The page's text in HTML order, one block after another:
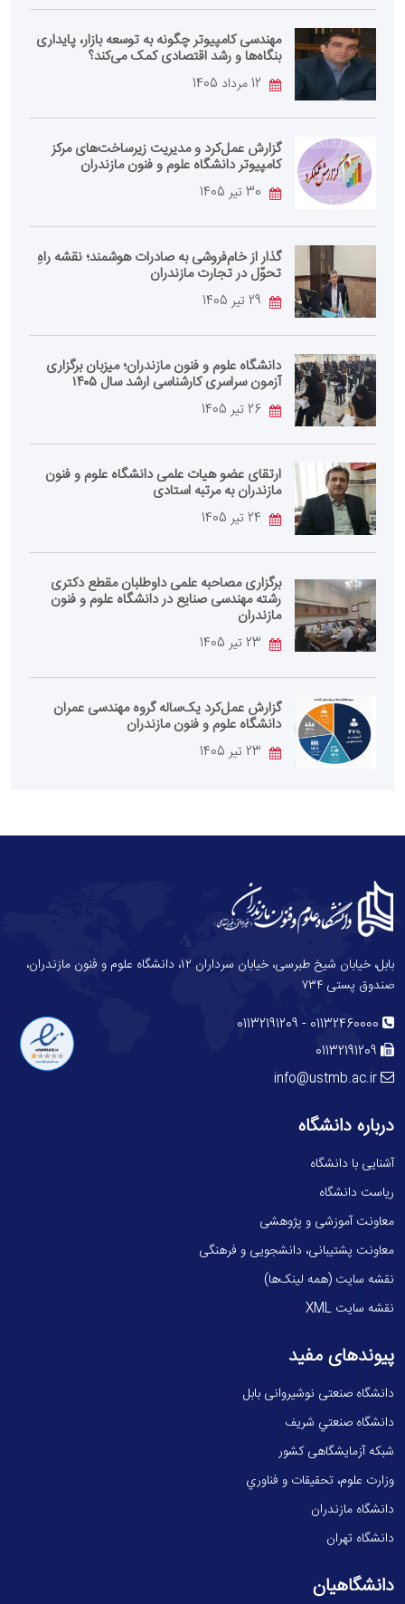
مهندسی کامپیوتر چگونه به توسعه بازار، پایداری
بنگاه‌ها و رشد اقتصادی کمک می‌کند؟
گزارش عمل‌کرد و مدیریت زیرساخت‌های مرکز
کامپیوتر دانشگاه علوم و فنون مازندران
گذار از خام‌فروشی به صادرات هوشمند؛ نقشه راهِ
تحوّل در تجارت مازندران
دانشگاه علوم و فنون مازندران؛ میزبان برگزاری
آزمون سراسری کارشناسی‌ ارشد سال ۱۴۰۵
ارتقای عضو هیات علمی دانشگاه علوم و فنون
مازندران به مرتبه استادی
برگزاری مصاحبه علمی داوطلبان مقطع دکتری
رشته مهندسی صنایع در دانشگاه علوم و فنون
مازندران
گزارش عمل‌کرد یک‌ساله گروه مهندسی عمران
دانشگاه علوم و فنون مازندران
بابل، خیابان شیخ طبرسی، خیابان سرداران ۱۲، دانشگاه علوم و فنون مازندران،
صندوق پستی ۷۳۴
01132460000
-
01132191209
01132191209
info@ustmb.ac.ir
درباره دانشگاه
آشنایی با دانشگاه
ریاست دانشگاه
معاونت آموزشی و پژوهشی
معاونت پشتیبانی، دانشجویی و فرهنگی
نقشه سایت (همه لینک‌ها)
نقشه سایت XML
پیوندهای مفید
دانشگاه صنعتی نوشیروانی بابل
دانشگاه صنعتي شريف
شبکه آزمایشگاهی کشور
وزارت علوم، تحقيقات و فناوري
دانشگاه مازندران
دانشگاه تهران
دانشگاهیان